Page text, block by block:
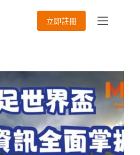
立即註冊